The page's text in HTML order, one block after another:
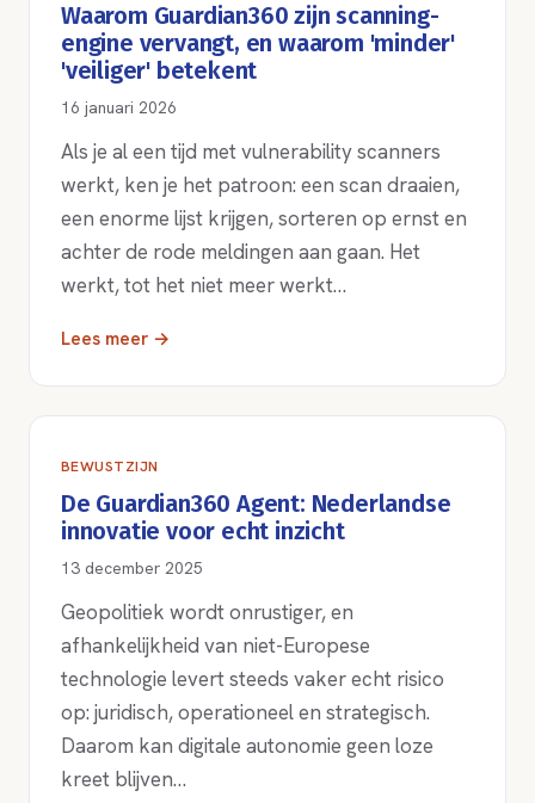
Waarom Guardian360 zijn scanning-
engine vervangt, en waarom 'minder'
'veiliger' betekent
16 januari 2026
Als je al een tijd met vulnerability scanners
werkt, ken je het patroon: een scan draaien,
een enorme lijst krijgen, sorteren op ernst en
achter de rode meldingen aan gaan. Het
werkt, tot het niet meer werkt…
Lees meer →
BEWUSTZIJN
De Guardian360 Agent: Nederlandse
innovatie voor echt inzicht
13 december 2025
Geopolitiek wordt onrustiger, en
afhankelijkheid van niet-Europese
technologie levert steeds vaker echt risico
op: juridisch, operationeel en strategisch.
Daarom kan digitale autonomie geen loze
kreet blijven…